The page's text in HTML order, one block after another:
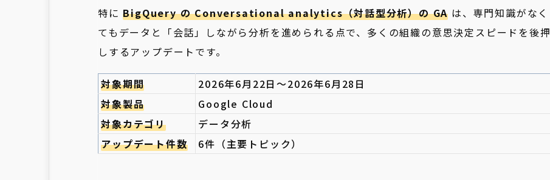
特にBigQuery の Conversational analytics（対話型分析）の GA は、専門知識がなく
てもデータと「会話」しながら分析を進められる点で、多くの組織の意思決定スピードを後押
しするアップデートです。
対象期間
2026年6月22日〜2026年6月28日
対象製品
Google Cloud
対象カテゴリ
データ分析
アップデート件数
6件（主要トピック）